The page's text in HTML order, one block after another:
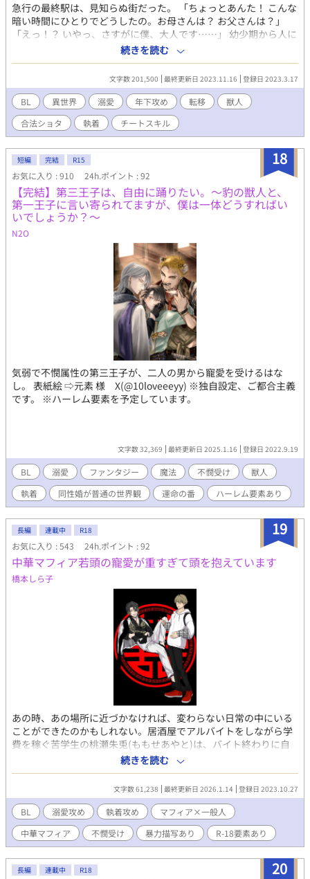
急行の最終駅は、見知らぬ街だった。 「ちょっとあんた！ こんな
暗い時間にひとりでどうしたの。お母さんは？ お父さんは？」
「えっ！？ いやっ、さすがに僕、大人です……」 幼少期から人に
好かれない、というより関心を持たれない。寄ってくるのは動物
だけ。常に人の輪の外側で生きていた男が、突然異国へ強制移
住。ネズミのおばちゃんに助けられ、ウマ息子にマーキングさ
れ、ホームシックにメソメソしながら特に望んでいない美少女扱
い(13)を受け、獣人どころか魔獣にまでナンパされまくる謎の寵
愛を受けながら自立し、その土地に根付いていくまでのお話で
す。 異世界転移ってのは、本当はもっと事が深刻だと思うんです
よね。その辺の心情を書いてみました。なーんてな。合法ショタ
が書きたかっただけですわ。
続きを読む
文字数 201,500 最終更新日 2023.11.16 登録日 2023.3.17
BL 異世界 溺愛 年下攻め 転移
獣人
合法ショタ
執着 チートスキル
18
短編 完結 R15
お気に入り : 910 24h.ポイント : 92
【完結】第三王子は、自由に踊りたい。〜豹の獣人と、
第一王子に言い寄られてますが、僕は一体どうすればい
いでしょうか？〜
N2O
気弱で不憫属性の第三王子が、二人の男から寵愛を受けるはな
し。 表紙絵 ⇨元素 様 X(@10loveeeyy) ※独自設定、ご都合主義
です。 ※ハーレム要素を予定しています。
文字数 32,369 最終更新日 2025.1.16 登録日 2022.9.19
BL 溺愛 ファンタジー 魔法 不憫受け
獣人
執着
同性婚が普通の世界観 運命の番 ハーレム要素あり
19
長編 連載中 R18
お気に入り : 543 24h.ポイント : 92
中華マフィア若頭の寵愛が重すぎて頭を抱えています
橋本しら子
あの時、あの場所に近づかなければ、変わらない日常の中にいる
ことができたのかもしれない。居酒屋でアルバイトをしながら学
費を稼ぐ苦学生の桃瀬朱兎(ももせあやと)は、バイト終わりに自
宅近くの裏路地で怪我をしていた一人の男を助けた。その男こ
そ、朱龍会日本支部を取り仕切っている中華マフィアの若頭【鼬
瓏(ゆうろん)】その人。彼に関わったことから事件に巻き込まれ
てしまい、気づけば闇オークションで人身売買に掛けられてい
た。偶然居合わせた鼬瓏に買われたことにより普通の日常から一
変、非日常へ身を置くことになってしまったが…… 想像していた
ような酷い扱いなどなく、ただ鼬瓏に甘やかされながら何時も通
りの生活を送っていた。 ※付きのお話は18指定になります。ご注
意ください。 更新は不定期です。
続きを読む
文字数 61,238 最終更新日 2026.1.14 登録日 2023.10.27
BL 溺愛攻め 執着攻め
マフィア×一般人
中華マフィア
不憫受け 暴力描写あり R-18要素あり
20
長編 連載中 R18